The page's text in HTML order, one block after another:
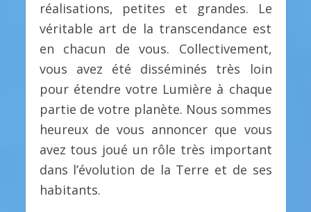
réalisations, petites et grandes. Le
véritable art de la transcendance est
en chacun de vous. Collectivement,
vous avez été disséminés très loin
pour étendre votre Lumière à chaque
partie de votre planète. Nous sommes
heureux de vous annoncer que vous
avez tous joué un rôle très important
dans l’évolution de la Terre et de ses
habitants.